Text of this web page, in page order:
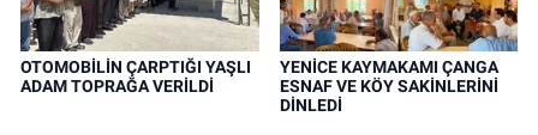
OTOMOBİLİN ÇARPTIĞI YAŞLI
ADAM TOPRAĞA VERİLDİ
YENİCE KAYMAKAMI ÇANGA
ESNAF VE KÖY SAKİNLERİNİ
DİNLEDİ